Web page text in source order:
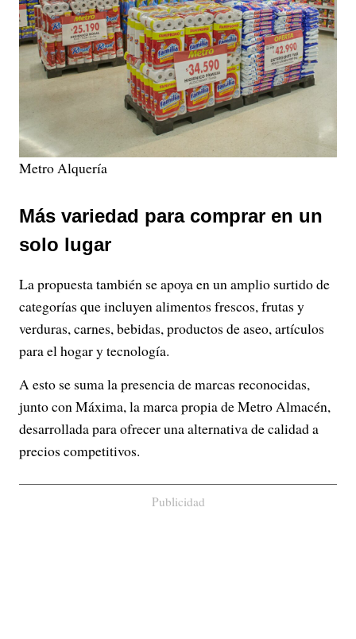
Metro Alquería
Más variedad para comprar en un
solo lugar
La propuesta también se apoya en un amplio surtido de
categorías que incluyen alimentos frescos, frutas y
verduras, carnes, bebidas, productos de aseo, artículos
para el hogar y tecnología.
A esto se suma la presencia de marcas reconocidas,
junto con Máxima, la marca propia de Metro Almacén,
desarrollada para ofrecer una alternativa de calidad a
precios competitivos.
Publicidad